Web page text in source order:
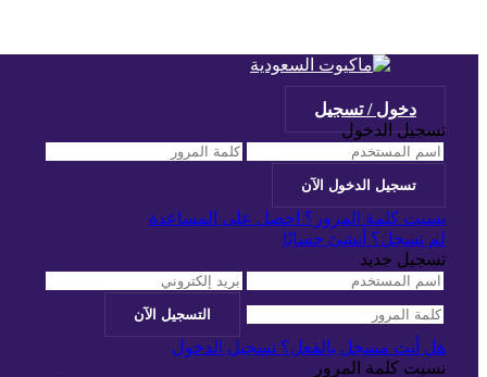
دخول / تسجيل
تسجيل الدخول
نسيت كلمة المرور؟ احصل على المساعدة
لم تسجل؟ أنشئ حسابًا
تسجيل جديد
هل أنت مسجل بالفعل؟ تسجيل الدخول
نسيت كلمة المرور